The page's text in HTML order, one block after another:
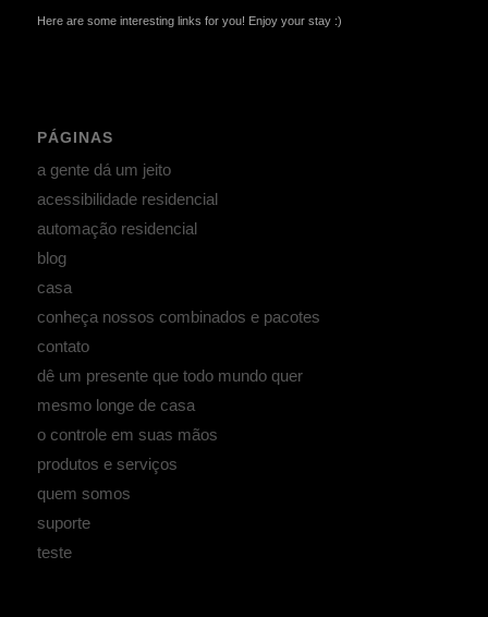
Here are some interesting links for you! Enjoy your stay :)
PÁGINAS
a gente dá um jeito
acessibilidade residencial
automação residencial
blog
casa
conheça nossos combinados e pacotes
contato
dê um presente que todo mundo quer
mesmo longe de casa
o controle em suas mãos
produtos e serviços
quem somos
suporte
teste